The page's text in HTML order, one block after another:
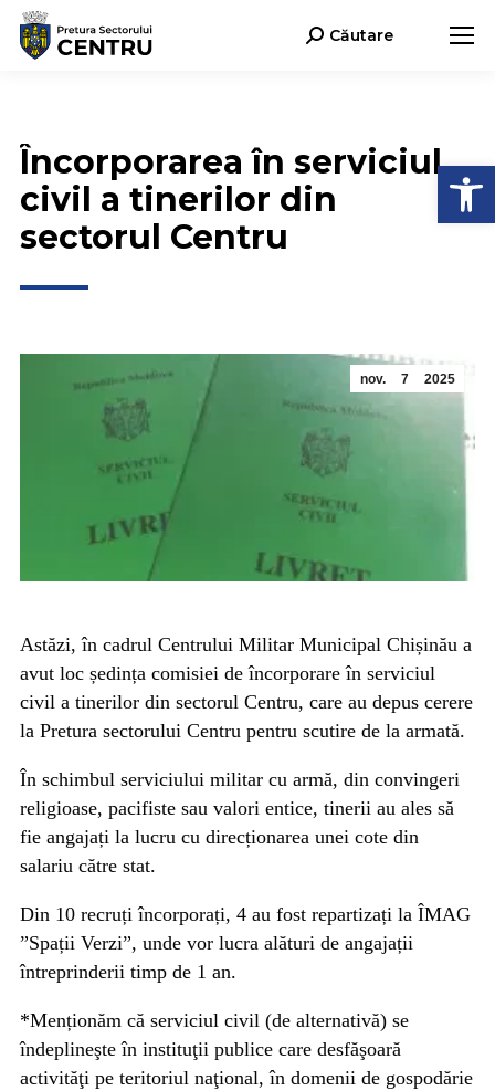
Search:Căutare
Încorporarea în serviciul
civil a tinerilor din
sectorul Centru
nov. 7 2025
Astăzi, în cadrul Centrului Militar Municipal Chișinău a
avut loc ședința comisiei de încorporare în serviciul
civil a tinerilor din sectorul Centru, care au depus cerere
la Pretura sectorului Centru pentru scutire de la armată.
În schimbul serviciului militar cu armă, din convingeri
religioase, pacifiste sau valori entice, tinerii au ales să
fie angajați la lucru cu direcționarea unei cote din
salariu către stat.
Din 10 recruți încorporați, 4 au fost repartizați la ÎMAG
”Spații Verzi”, unde vor lucra alături de angajații
întreprinderii timp de 1 an.
*Menționăm că serviciul civil (de alternativă) se
îndeplineşte în instituţii publice care desfăşoară
activităţi pe teritoriul naţional, în domenii de gospodărie